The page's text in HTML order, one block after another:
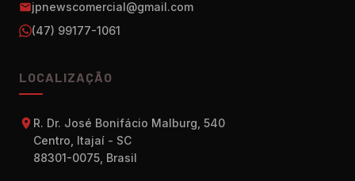
jpnewscomercial@gmail.com
(47) 99177-1061
LOCALIZAÇÃO
R. Dr. José Bonifácio Malburg, 540
Centro, Itajaí - SC
88301-0075, Brasil